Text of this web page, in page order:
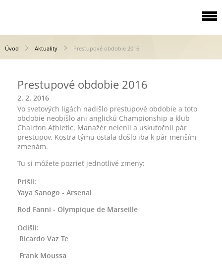
Úvod Aktuality Prestupové obdobie 2016
Prestupové obdobie 2016
2. 2. 2016
Vo svetových ligách nadišlo prestupové obdobie a toto
obdobie neobišlo ani anglickú Championship a klub
Chalrton Athletic. Manažér nelenil a uskutočnil pár
prestupov. Kostra týmu ostala došlo iba k pár menším
zmenám.
Tu si môžete pozrieť jednotlivé zmeny:
Prišli:
Yaya Sanogo - Arsenal
Rod Fanni - Olympique de Marseille
Odišli:
Ricardo Vaz Te
Frank Moussa